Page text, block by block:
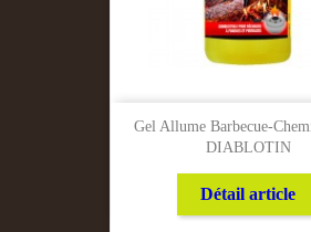
Gel Allume Barbecue-
DIABLOTIN
Détail article